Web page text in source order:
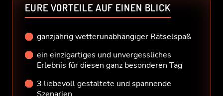
EURE VORTEILE AUF EINEN BLICK
ganzjährig wetterunabhängiger Rätselspaß
ein einzigartiges und unvergessliches
Erlebnis für diesen ganz besonderen Tag
3 liebevoll gestaltete und spannende
Szenarien